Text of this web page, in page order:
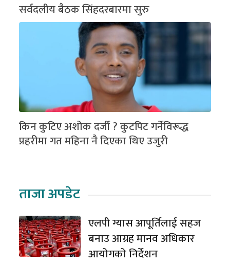
सर्वदलीय बैठक सिंहदरबारमा सुरु
किन कुटिए अशोक दर्जी ? कुटपिट गर्नेविरूद्ध
प्रहरीमा गत महिना नै दिएका थिए उजुरी
ताजा अपडेट
एलपी ग्यास आपूर्तिलाई सहज
बनाउ आग्रह मानव अधिकार
आयोगको निर्देशन